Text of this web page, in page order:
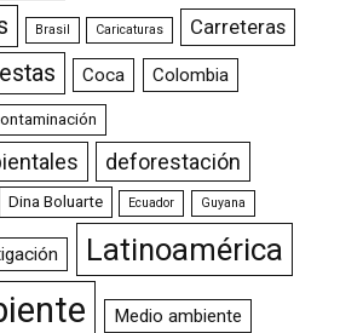
Brasil Caricaturas Carreteras
Coca Colombia
deforestación
Dina Boluarte Ecuador Guyana
Latinoamérica
Medio ambiente